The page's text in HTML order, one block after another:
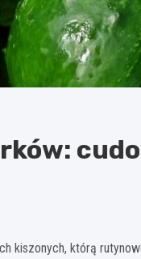
kiszonych, którą